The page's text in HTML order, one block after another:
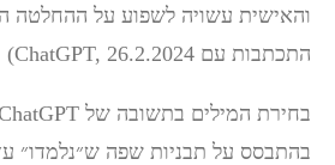
והאישית עשויה לשפוע על ההחלטה
התכתבות עם ChatGPT, 26.2.2024)
בהתבסס על תבניות שפה ש״נלמדו״